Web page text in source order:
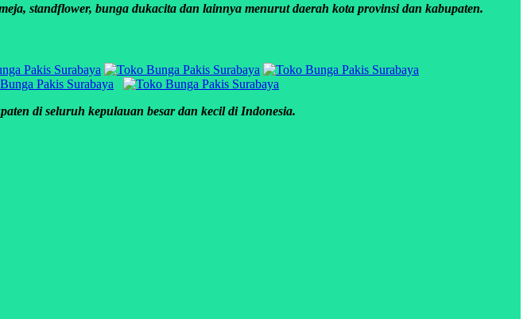
standflower, bunga dukacita dan lainnya menurut daerah kota provinsi dan kabupaten.
di seluruh kepulauan besar dan kecil di Indonesia.